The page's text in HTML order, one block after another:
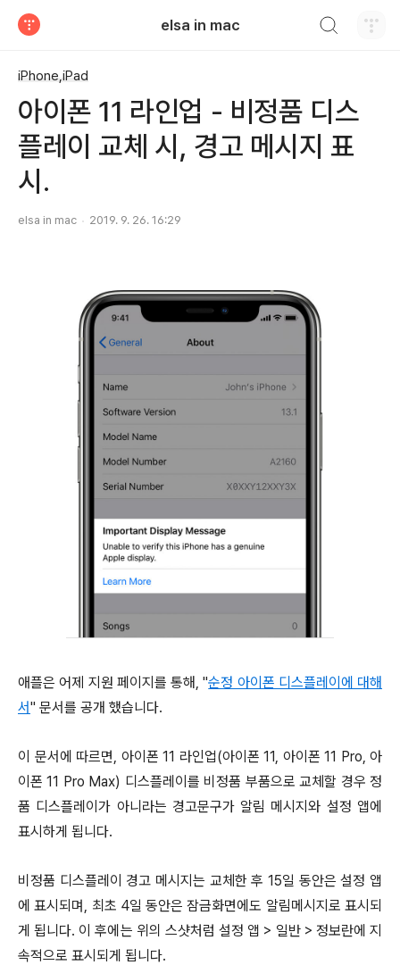
elsa in mac
iPhone,iPad
아이폰 11 라인업 - 비정품 디스
플레이 교체 시, 경고 메시지 표
시.
elsa in mac 2019. 9. 26. 16:29
애플은 어제 지원 페이지를 통해, "순정 아이폰 디스플레이에 대해
서" 문서를 공개 했습니다.
이 문서에 따르면, 아이폰 11 라인업(아이폰 11, 아이폰 11 Pro, 아
이폰 11 Pro Max) 디스플레이를 비정품 부품으로 교체할 경우 정
품 디스플레이가 아니라는 경고문구가 알림 메시지와 설정 앱에
표시하게 됩니다.
비정품 디스플레이 경고 메시지는 교체한 후 15일 동안은 설정 앱
에 표시되며, 최초 4일 동안은 잠금화면에도 알림메시지로 표시되
게 됩니다. 이 후에는 위의 스샷처럼 설정 앱 > 일반 > 정보란에 지
속적으로 표시되게 됩니다.